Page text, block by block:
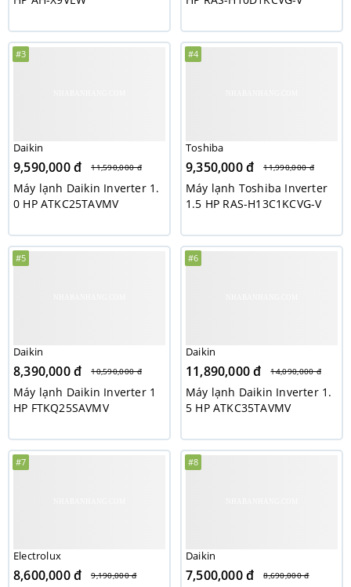
#3
Daikin
9,590,000 đ 11,590,000 đ
Máy lạnh Daikin Inverter 1.
0 HP ATKC25TAVMV
#4
Toshiba
9,350,000 đ 11,990,000 đ
Máy lạnh Toshiba Inverter
1.5 HP RAS-H13C1KCVG-V
#5
Daikin
8,390,000 đ 10,590,000 đ
Máy lạnh Daikin Inverter 1
HP FTKQ25SAVMV
#6
Daikin
11,890,000 đ 14,090,000 đ
Máy lạnh Daikin Inverter 1.
5 HP ATKC35TAVMV
#7
Electrolux
8,600,000 đ 9,190,000 đ
#8
Daikin
7,500,000 đ 8,690,000 đ